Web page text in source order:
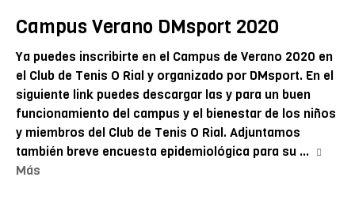
Campus Verano DMsport 2020
Ya puedes inscribirte en el Campus de Verano 2020 en
el Club de Tenis O Rial y organizado por DMsport. En el
siguiente link puedes descargar las y para un buen
funcionamiento del campus y el bienestar de los niños
y miembros del Club de Tenis O Rial. Adjuntamos
también breve encuesta epidemiológica para su ...
Más